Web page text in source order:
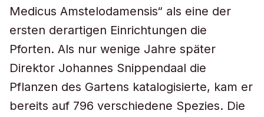
Medicus Amstelodamensis“ als eine der
ersten derartigen Einrichtungen die
Pforten. Als nur wenige Jahre später
Direktor Johannes Snippendaal die
Pflanzen des Gartens katalogisierte, kam er
bereits auf 796 verschiedene Spezies. Die